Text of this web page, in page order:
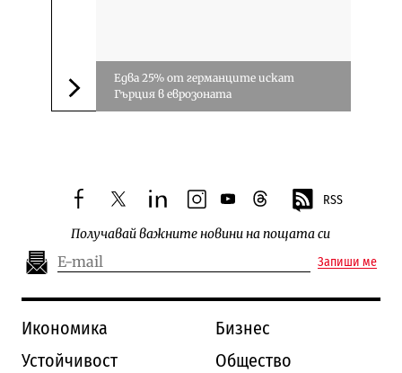
Следваща новина
Едва 25% от германците искат
Гърция в еврозоната
facebooktwitterlinkedininstagram
youtubethreads RSS
Получавай важните новини на пощата си
Запиши ме
Икономика
Бизнес
Устойчивост
Общество